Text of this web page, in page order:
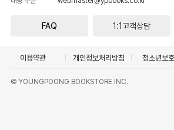
FAQ 1:1고객상담
이용약관 개인정보처리방침 청소년보
© YOUNGPOONG BOOKSTORE INC.